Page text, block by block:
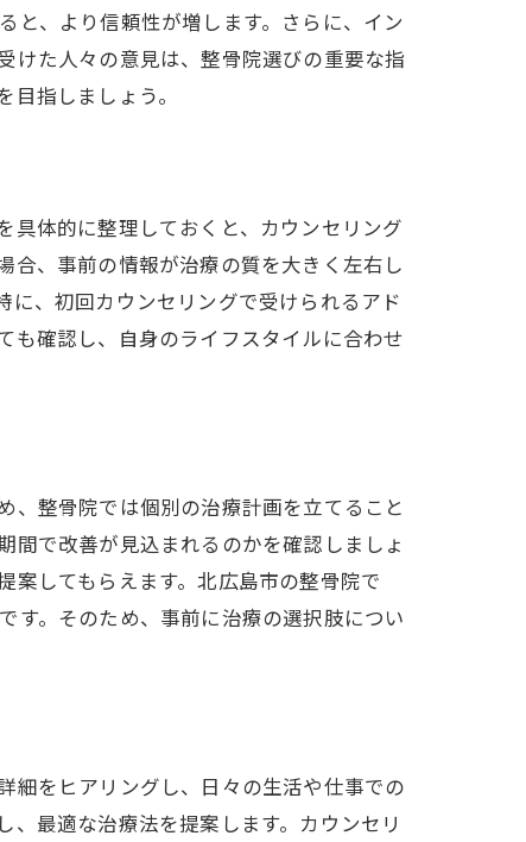
と、より信頼性が増します。さらに、イン
けた人々の意見は、整骨院選びの重要な指
指しましょう。
具体的に整理しておくと、カウンセリング
合、事前の情報が治療の質を大きく左右し
に、初回カウンセリングで受けられるアド
も確認し、自身のライフスタイルに合わせ
、整骨院では個別の治療計画を立てること
間で改善が見込まれるのかを確認しましょ
案してもらえます。北広島市の整骨院で
す。そのため、事前に治療の選択肢につい
細をヒアリングし、日々の生活や仕事での
最適な治療法を提案します。カウンセリ